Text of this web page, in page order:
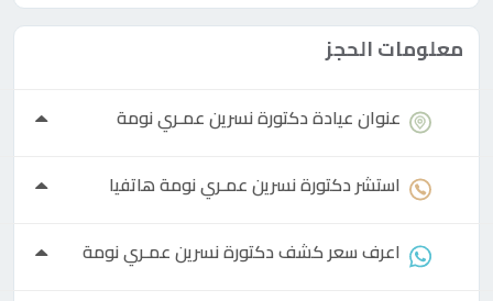
معلومات الحجز
عنوان عيادةدكتورةنسرين عمـري نومة
استشردكتورةنسرين عمـري نومة هاتفيا
اعرف سعر كشفدكتورةنسرين عمـري نومة